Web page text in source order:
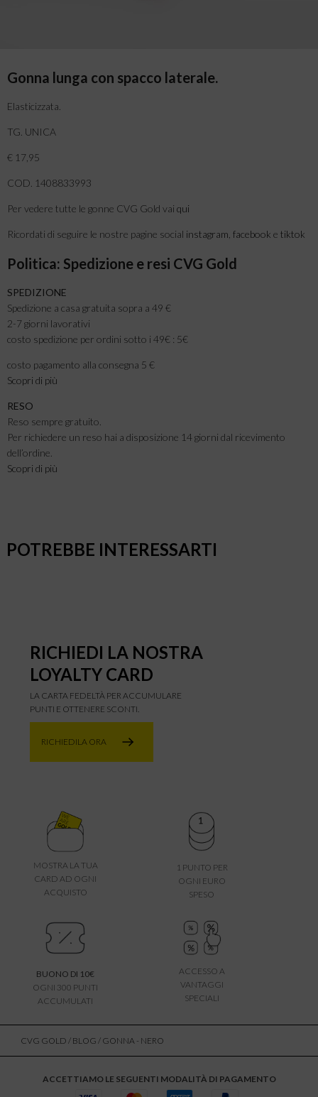
Gonna lunga con spacco laterale.
Elasticizzata.
TG. UNICA
€ 17,95
COD. 1408833993
Per vedere tutte le gonne CVG Gold vai qui
Ricordati di seguire le nostre pagine social instagram facebook e tiktok
Politica: Spedizione e resi CVG Gold
SPEDIZIONE
Spedizione a casa gratuita sopra a 49 €
2-7 giorni lavorativi
costo spedizione per ordini sotto i 49€ : 5€
costo pagamento alla consegna 5 €
Scopri di più
RESO
Reso sempre gratuito.
Per richiedere un reso hai a disposizione 14 giorni dal ricevimento
dell’ordine.
Scopri di più
POTREBBE INTERESSARTI
RICHIEDI LA NOSTRA
LOYALTY CARD
LA CARTA FEDELTÀ PER ACCUMULARE
PUNTI E OTTENERE SCONTI.
RICHIEDILA ORA
MOSTRA LA TUA
CARD AD OGNI
ACQUISTO
1 PUNTO PER
OGNI EURO
SPESO
BUONO DI 10€
OGNI 300 PUNTI
ACCUMULATI
ACCESSO A
VANTAGGI
SPECIALI
CVG GOLD / BLOG / GONNA - NERO
ACCETTIAMO LE SEGUENTI MODALITÀ DI PAGAMENTO